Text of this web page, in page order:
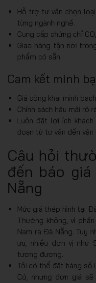
Hỗ trợ tư vấn chọn
từng ngành nghề.
Cung cấp chứng chỉ
Giao hàng tận nơi
phẩm có sẵn.
Cam kết minh
Giá công khai minh
Chính sách hậu mãi rõ
Luôn đặt lợi ích
đoạn từ tư vấn đến vận
Câu hỏi
đến báo
Nẵng
Mức giá thép hình tại
Thường không, vì
Nam ra Đà Nẵng. Tuy
ưu, nhiều đơn vị như
tương đương.
Tôi có thể đặt hàng số
Có, nhưng đơn giá